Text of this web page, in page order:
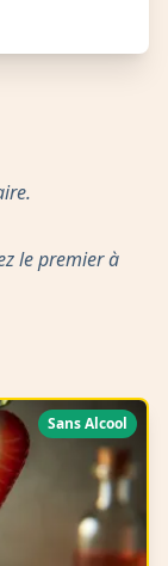
le premier à
Sans Alcool